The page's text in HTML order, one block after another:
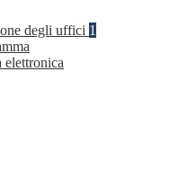
degli uffici 1
elettronica